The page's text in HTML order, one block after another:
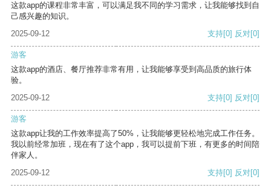
这款app的课程非常丰富，可以满足我不同的学习需求，让我能够找到自
己感兴趣的知识。
2025-09-12
支持[0] 反对[0]
游客
这款app的酒店、餐厅推荐非常有用，让我能够享受到高品质的旅行体
验。
2025-09-12
支持[0] 反对[0]
游客
这款app让我的工作效率提高了50%，让我能够更轻松地完成工作任务。
我以前经常加班，现在有了这个app，我可以提前下班，有更多的时间陪
伴家人。
2025-09-12
支持[0] 反对[0]